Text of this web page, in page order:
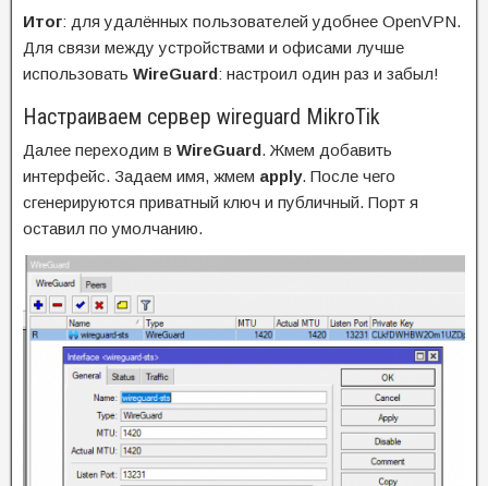
Итог: для удалённых пользователей удобнее OpenVPN.
Для связи между устройствами и офисами лучше
использовать WireGuard: настроил один раз и забыл!
Настраиваем сервер wireguard MikroTik
Далее переходим в WireGuard. Жмем добавить
интерфейс. Задаем имя, жмем apply. После чего
сгенерируются приватный ключ и публичный. Порт я
оставил по умолчанию.